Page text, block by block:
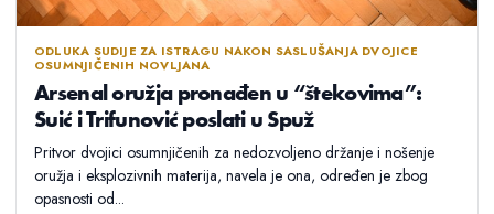
ODLUKA SUDIJE ZA ISTRAGU NAKON SASLUŠANJA DVOJICE
OSUMNJIČENIH NOVLJANA
Arsenal oružja pronađen u “štekovima”:
Suić i Trifunović poslati u Spuž
Pritvor dvojici osumnjičenih za nedozvoljeno držanje i nošenje
oružja i eksplozivnih materija, navela je ona, određen je zbog
opasnosti od...